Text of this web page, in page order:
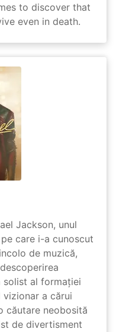
to discover that
even in death.
Jackson, unul
care i-a cunoscut
de muzică,
solist al formației
a cărui
căutare neobosită
de divertisment